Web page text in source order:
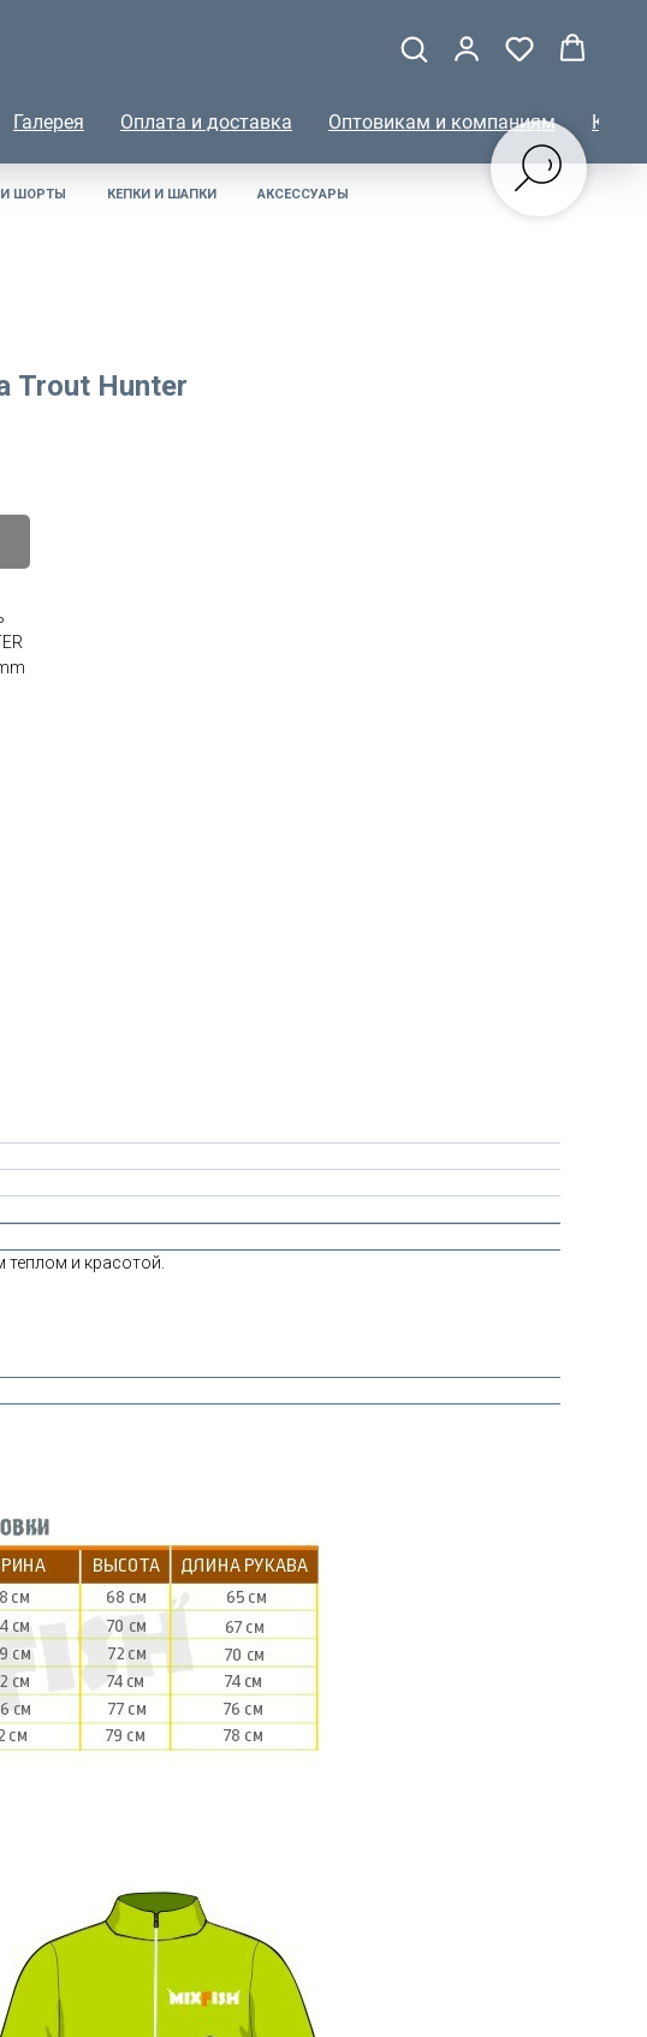
Галерея Оплата и доставка Оптовикам и компаниям
ШОРТЫ КЕПКИ И ШАПКИ АКСЕССУАРЫ
Trout Hunter
и красотой.